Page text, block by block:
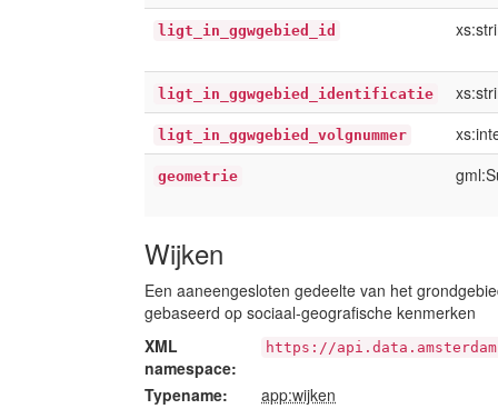
ligt_in_ggwgebied_id
ligt_in_ggwgebied_identificatie
ligt_in_ggwgebied_volgnummer
geometrie
Wijken
Een aaneengesloten gedeelte van het
gebaseerd op sociaal-geografische kenmerken
XML
namespace:
https://
Typename:
app:wijken